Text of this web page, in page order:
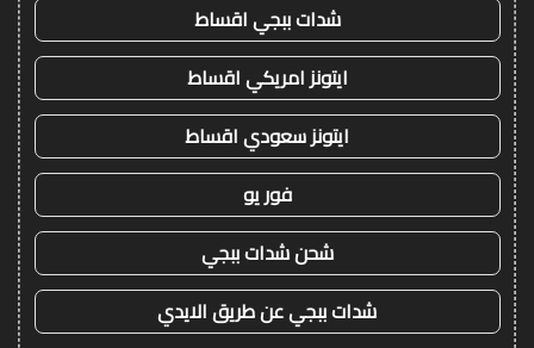
شدات ببجي اقساط
ايتونز امريكي اقساط
ايتونز سعودي اقساط
فور يو
شحن شدات ببجي
شدات ببجي عن طريق الايدي